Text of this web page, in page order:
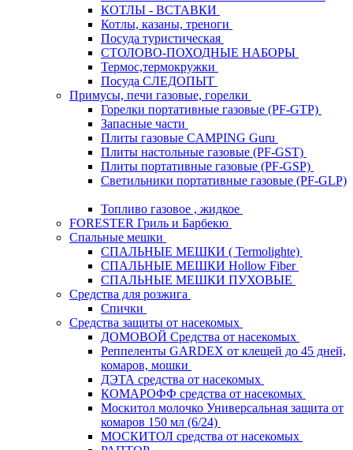
КОТЛЫ - ВСТАВКИ
Котлы, казаны, треноги
Посуда туристическая
СТОЛОВО-ПОХОДНЫЕ НАБОРЫ
Термос,термокружки
Посуда СЛЕДОПЫТ
Примусы, печи газовые, горелки
Горелки портативные газовые (PF-GTP)
Запасные части
Плиты газовые CAMPING Guru
Плиты настольные газовые (PF-GST)
Плиты портативные газовые (PF-GSP)
Светильники портативные газовые (PF-GLP)
Топливо газовое , жидкое
FORESTER Гриль и Барбекю
Спальные мешки
СПАЛЬНЫЕ МЕШКИ ( Termolighte)
СПАЛЬНЫЕ МЕШКИ Hollow Fiber
СПАЛЬНЫЕ МЕШКИ ПУХОВЫЕ
Средства для розжига
Спички
Средства защиты от насекомых
ДОМОВОЙ Средства от насекомых
Реппеленты GARDEX от клещей до 45 дней,
комаров, мошки
ДЭТА средства от насекомых
КОМАРОФФ средства от насекомых
Москитол молочко Универсальная защита от
комаров 150 мл (6/24)
МОСКИТОЛ средства от насекомых